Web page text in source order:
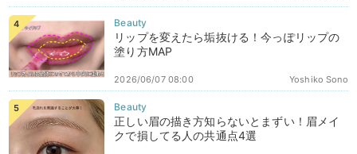
リップを変えたら垢抜ける！今っぽリップの
塗り方MAP
Yoshiko Sono
2026/06/07 08:00
正しい眉の描き方知らないとまずい！眉メイ
クで損してる人の共通点4選